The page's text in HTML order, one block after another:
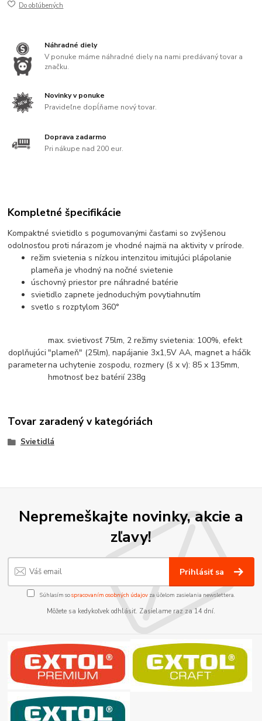
Do obľúbených
Náhradné diely
V ponuke máme náhradné diely na nami predávaný tovar a
značku.
Novinky v ponuke
Pravideľne dopĺňame nový tovar.
Doprava zadarmo
Pri nákupe nad 200 eur.
Kompletné špecifikácie
Kompaktné svietidlo s pogumovanými časťami so zvýšenou
odolnosťou proti nárazom je vhodné najmä na aktivity v prírode.
režim svietenia s nízkou intenzitou imitujúci plápolanie
plameňa je vhodný na nočné svietenie
úschovný priestor pre náhradné batérie
svietidlo zapnete jednoduchým povytiahnutím
svetlo s rozptylom 360°
doplňujúci
parameter
max. svietivosť 75lm, 2 režimy svietenia: 100%, efekt
"plameň" (25lm), napájanie 3x1,5V AA, magnet a háčik
na uchytenie zospodu, rozmery (š x v): 85 x 135mm,
hmotnosť bez batérií 238g
Tovar zaradený v kategóriách
Svietidlá
Nepremeškajte novinky, akcie a
zľavy!
Prihlásiť sa
Súhlasím sospracovaním osobných údajov za účelom zasielania newslettera.
Môžete sa kedykoľvek odhlásiť. Zasielame raz za 14 dní.